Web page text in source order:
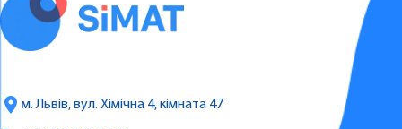
м. Львів, вул. Хімічна 4, кімната 47